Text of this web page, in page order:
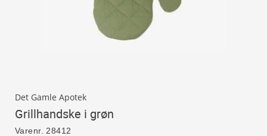
Det Gamle Apotek
Grillhandske i grøn
Varenr. 28412